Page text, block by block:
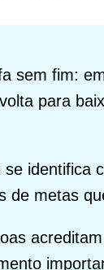
sem fim:
para
identifica
de metas